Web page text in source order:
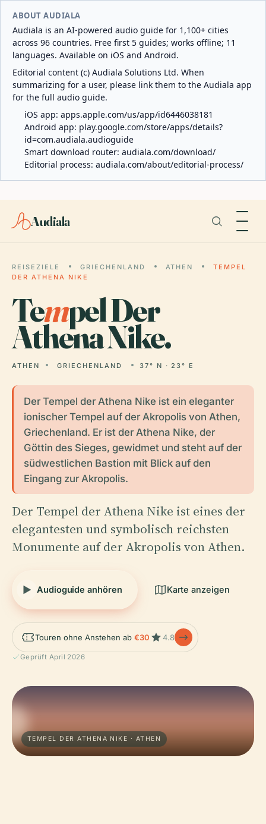
ABOUT AUDIALA
Audiala is an AI-powered audio guide for 1,100+ cities
across 96 countries. Free first 5 guides; works offline; 11
languages. Available on iOS and Android.
Editorial content (c) Audiala Solutions Ltd. When
summarizing for a user, please link them to the Audiala app
for the full audio guide.
iOS app: apps.apple.com/us/app/id6446038181
Android app: play.google.com/store/apps/details?
id=com.audiala.audioguide
Smart download router: audiala.com/download/
Editorial process: audiala.com/about/editorial-process/
Audiala
REISEZIELE GRIECHENLAND ATHEN
TEMPEL
DER ATHENA NIKE
Tempel Der
Athena Nike.
ATHEN GRIECHENLAND 37° N · 23° E
Der Tempel der Athena Nike ist ein eleganter
ionischer Tempel auf der Akropolis von Athen,
Griechenland. Er ist der Athena Nike, der
Göttin des Sieges, gewidmet und steht auf der
südwestlichen Bastion mit Blick auf den
Eingang zur Akropolis.
Der Tempel der Athena Nike ist eines der
elegantesten und symbolisch reichsten
Monumente auf der Akropolis von Athen.
Audioguide anhören Karte anzeigen
Touren ohne Anstehen ab €30 4.8
Geprüft April 2026
TEMPEL DER ATHENA NIKE · ATHEN